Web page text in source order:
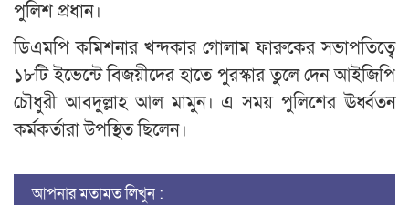
পুলিশ প্রধান।
ডিএমপি কমিশনার খন্দকার গোলাম ফারুকের সভাপতিত্বে
১৮টি ইভেন্টে বিজয়ীদের হাতে পুরস্কার তুলে দেন আইজিপি
চৌধুরী আবদুল্লাহ আল মামুন। এ সময় পুলিশের ঊর্ধ্বতন
কর্মকর্তারা উপস্থিত ছিলেন।
আপনার মতামত লিখুন :